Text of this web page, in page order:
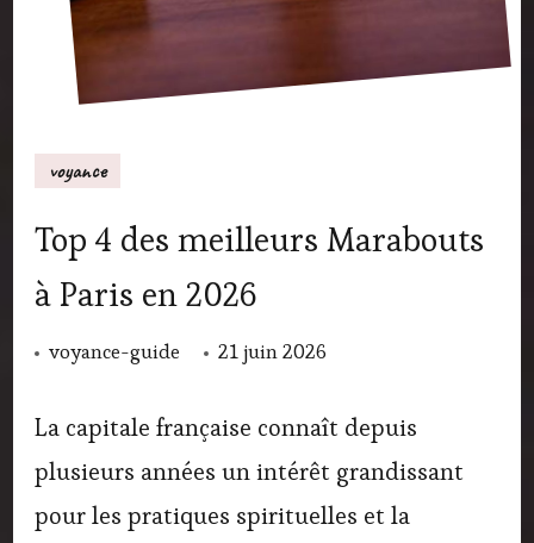
voyance
Top 4 des meilleurs Marabouts
à Paris en 2026
voyance-guide 21 juin 2026
La capitale française connaît depuis
plusieurs années un intérêt grandissant
pour les pratiques spirituelles et la